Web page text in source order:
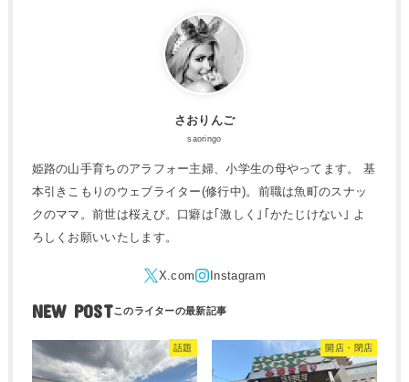
さおりんご
saoringo
姫路の山手育ちのアラフォー主婦、小学生の母やってます。 基
本引きこもりのウェブライター(修行中)。前職は魚町のスナッ
クのママ。前世は桜えび。口癖は｢激しく｣｢かたじけない｣ よ
ろしくお願いいたします。
NEW POST
話題 開店・閉店